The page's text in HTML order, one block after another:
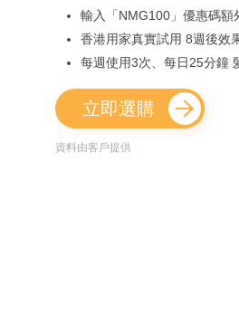
輸入「NMG100」優惠碼額
香港用家真實試用 8週後效
每週使用3次、每日25分鐘
立即選購
資料由客戶提供